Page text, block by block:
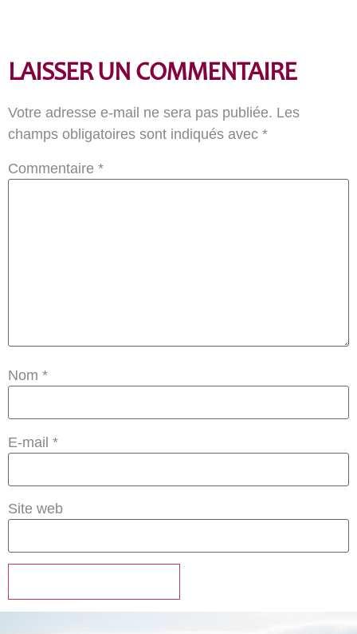
LAISSER UN COMMENTAIRE
Votre adresse e-mail ne sera pas publiée. Les
champs obligatoires sont indiqués avec *
Commentaire *
Nom *
E-mail *
Site web